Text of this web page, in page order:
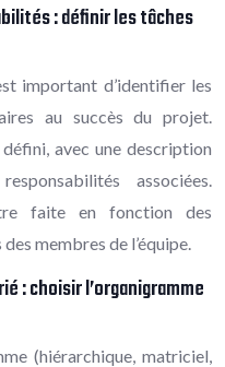
: définir les tâches
important d’identifier les
au succès du projet.
avec une description
associées.
faite en fonction des
membres de l’équipe.
: choisir l’organigramme
(hiérarchique, matriciel,